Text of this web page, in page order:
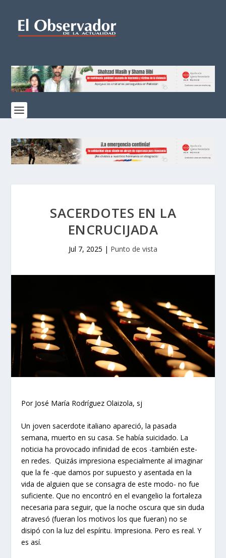
SACERDOTES EN LA
ENCRUCIJADA
Jul 7, 2025 | Punto de vista
Por José María Rodríguez Olaizola, sj
Un joven sacerdote italiano apareció, la pasada
semana, muerto en su casa. Se había suicidado. La
noticia ha provocado infinidad de ecos -también este-
en redes. Quizás impresiona especialmente al imaginar
que la fe -que damos por supuesto y asentada en la
vida de alguien que se consagra de este modo- no fue
suficiente. Que no encontró en el evangelio la fortaleza
necesaria para seguir, que la noche oscura que sin duda
atravesó (fueran los motivos los que fueran) no se
disipó con la luz del espíritu. Impresiona. Pero es real. Y
es así.